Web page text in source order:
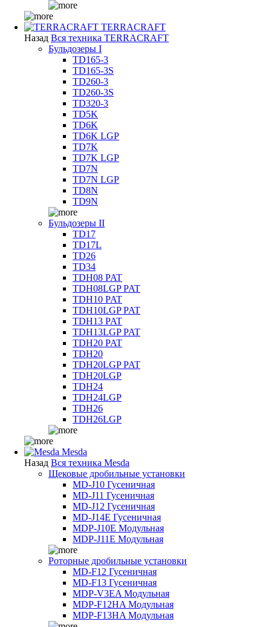
TERRACRAFT
Назад Вся техника TERRACRAFT
Бульдозеры I
TD165-3
TD165-3S
TD260-3
TD260-3S
TD320-3
TD5K
TD6K
TD6K LGP
TD7K
TD7K LGP
TD7N
TD7N LGP
TD8N
TD9N
Бульдозеры II
TD17
TD17L
TD26
TD34
TDH08 PAT
TDH08LGP PAT
TDH10 PAT
TDH10LGP PAT
TDH13 PAT
TDH13LGP PAT
TDH20 PAT
TDH20
TDH20LGP PAT
TDH20LGP
TDH24
TDH24LGP
TDH26
TDH26LGP
Mesda
Назад Вся техника Mesda
Щековые дробильные установки
MD-J10 Гусеничная
MD-J11 Гусеничная
MD-J12 Гусеничная
MD-J14E Гусеничная
MDP-J10E Модульная
MDP-J11E Модульная
Роторные дробильные установки
MD-F12 Гусеничная
MD-F13 Гусеничная
MDP-V3EA Модульная
MDP-F12HA Модульная
MDP-F13HA Модульная